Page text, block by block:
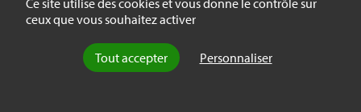
Ce site utilise des cookies et vous donne le contrôle sur
ceux que vous souhaitez activer
Tout accepter Personnaliser
minimise en outre les erreurs et les
responsabilités des fondations. Pour
paraphraser l’ancien président français
Jacques Chirac en 2002, notre maison brûle,